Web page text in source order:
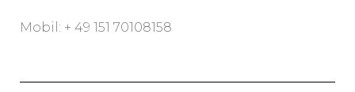
Mobil: + 49 151 70108158